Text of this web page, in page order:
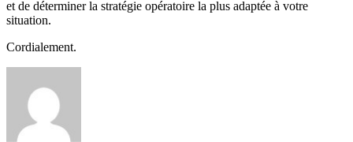
et de déterminer la stratégie opératoire la plus adaptée à votre
situation.
Cordialement.